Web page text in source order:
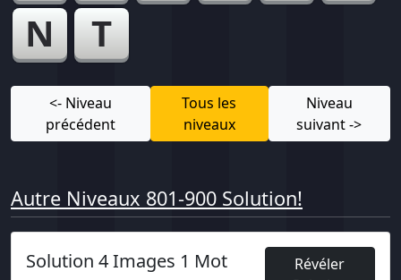
N
T
<- Niveau
précédent
Tous les
niveaux
Niveau
suivant ->
Autre Niveaux 801-900 Solution!
Solution 4 Images 1 Mot
Révéler